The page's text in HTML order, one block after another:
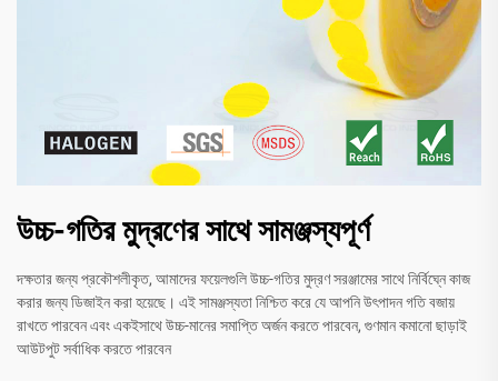
উচ্চ-গতির মুদ্রণের সাথে সামঞ্জস্যপূর্ণ
দক্ষতার জন্য প্রকৌশলীকৃত, আমাদের ফয়েলগুলি উচ্চ-গতির মুদ্রণ সরঞ্জামের সাথে নির্বিঘ্নে কাজ
করার জন্য ডিজাইন করা হয়েছে। এই সামঞ্জস্যতা নিশ্চিত করে যে আপনি উৎপাদন গতি বজায়
রাখতে পারবেন এবং একইসাথে উচ্চ-মানের সমাপ্তি অর্জন করতে পারবেন, গুণমান কমানো ছাড়াই
আউটপুট সর্বাধিক করতে পারবেন